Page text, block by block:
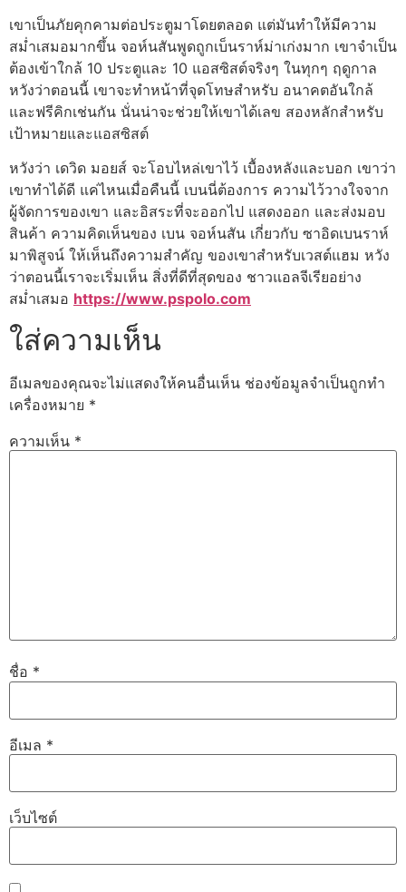
เขาเป็นภัยคุกคามต่อประตูมาโดยตลอด แต่มันทำให้มีความ
สม่ำเสมอมากขึ้น จอห์นสันพูดถูกเบ็นราห์ม่าเก่งมาก เขาจำเป็น
ต้องเข้าใกล้ 10 ประตูและ 10 แอสซิสต์จริงๆ ในทุกๆ ฤดูกาล
หวังว่าตอนนี้ เขาจะทำหน้าที่จุดโทษสำหรับ อนาคตอันใกล้
และฟรีคิกเช่นกัน นั่นน่าจะช่วยให้เขาได้เลข สองหลักสำหรับ
เป้าหมายและแอสซิสต์
หวังว่า เดวิด มอยส์ จะโอบไหล่เขาไว้ เบื้องหลังและบอก เขาว่า
เขาทำได้ดี แค่ไหนเมื่อคืนนี้ เบนนี่ต้องการ ความไว้วางใจจาก
ผู้จัดการของเขา และอิสระที่จะออกไป แสดงออก และส่งมอบ
สินค้า ความคิดเห็นของ เบน จอห์นสัน เกี่ยวกับ ซาอิดเบนราห์
มาพิสูจน์ ให้เห็นถึงความสำคัญ ของเขาสำหรับเวสต์แฮม หวัง
ว่าตอนนี้เราจะเริ่มเห็น สิ่งที่ดีที่สุดของ ชาวแอลจีเรียอย่าง
สม่ำเสมอ https://www.pspolo.com
ใส่ความเห็น
อีเมลของคุณจะไม่แสดงให้คนอื่นเห็น ช่องข้อมูลจำเป็นถูกทำ
เครื่องหมาย *
ความเห็น *
ชื่อ *
อีเมล *
เว็บไซต์